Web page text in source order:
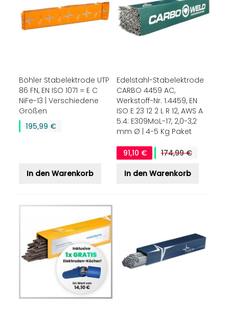
Böhler Stabelektrode UTP
86 FN, EN ISO 1071 = E C
NiFe-13 | Verschiedene
Größen
195,99 €
In den Warenkorb
Edelstahl-Stabelektrode
CARBO 4459 AC,
Werkstoff-Nr. 1.4459, EN
ISO E 23 12 2 L R 12, AWS A
5.4: E309MoL-17, 2,0-3,2
mm Ø | 4-5 Kg Paket
91,10 €
174,99 €
In den Warenkorb